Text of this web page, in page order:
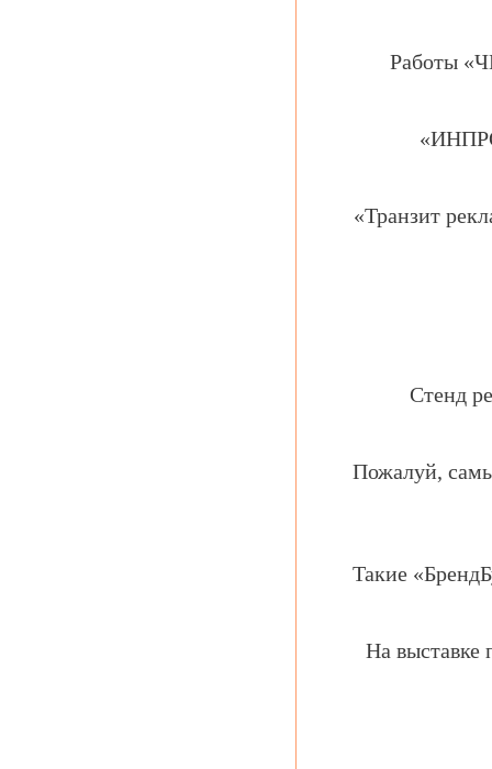
Работы
«Транзит
Стенд
Пожалуй,
Такие
На выставке